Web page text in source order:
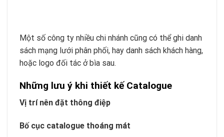
Một số công ty nhiều chi nhánh cũng có thể ghi danh
sách mạng lưới phân phối, hay danh sách khách hàng,
hoặc logo đối tác ở bìa sau.
Những lưu ý khi thiết kế Catalogue
Vị trí nên đặt thông điệp
Bố cục catalogue thoáng mát